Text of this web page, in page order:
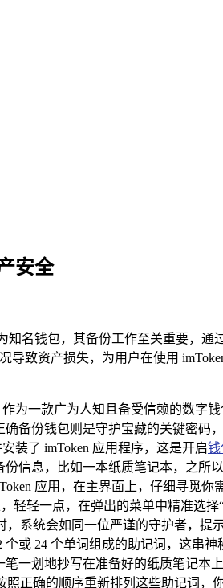
安全
知名钱包，其备份工作至关重要，
致资产损失，为用户在使用
为一款广为人知且备受信赖的数字
备份钱包则是守护宝藏的关键密码
装了 imToken 应用程序，这是开启钱
信息，比如一本纸质笔记本，之
应用，在主界面上，仔细寻觅
轻轻一点，在弹出的菜单中精准选
系统会如同一位严谨的守护者，
个或 24 个单词组成的助记词，这串
一划地抄写在准备好的纸质笔记本
正确的顺序重新排列这些助记词